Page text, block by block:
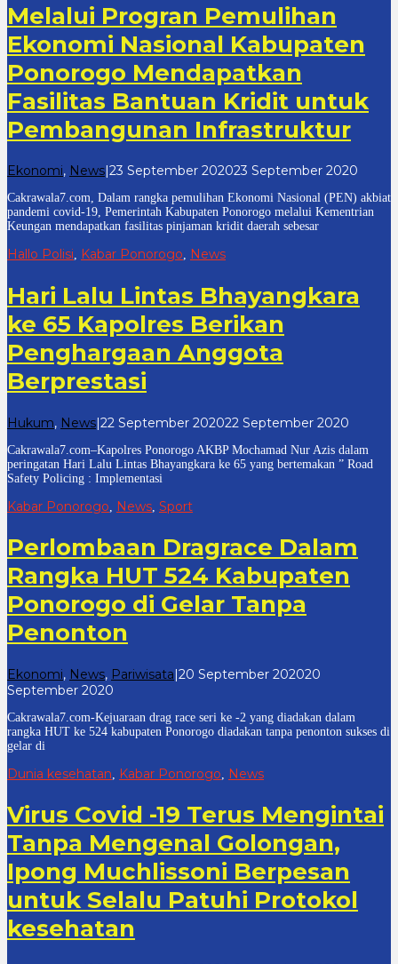
Melalui Progran Pemulihan
Ekonomi Nasional Kabupaten
Ponorogo Mendapatkan
Fasilitas Bantuan Kridit untuk
Pembangunan Infrastruktur
Ekonomi, News 23 September 202023 September 2020
7
Cakrawala7.com, Dalam rangka pemulihan Ekonomi Nasional (PEN) akbiat
pandemi covid-19, Pemerintah Kabupaten Ponorogo melalui Kementrian
Keungan mendapatkan fasilitas pinjaman kridit daerah sebesar
Hallo Polisi, Kabar Ponorogo, News
Hari Lalu Lintas Bhayangkara
ke 65 Kapolres Berikan
Penghargaan Anggota
Berprestasi
Hukum, News|22 September 202022 September 2020
7
Cakrawala7.com–Kapolres Ponorogo AKBP Mochamad Nur Azis dalam
peringatan Hari Lalu Lintas Bhayangkara ke 65 yang bertemakan ” Road
Safety Policing : Implementasi
Kabar Ponorogo News Sport
Perlombaan Dragrace Dalam
Rangka HUT 524 Kabupaten
Ponorogo di Gelar Tanpa
Penonton
Ekonomi, News, Pariwisata|20 September 202020
September 2020
7
Cakrawala7.com-Kejuaraan drag race seri ke -2 yang diadakan dalam
rangka HUT ke 524 kabupaten Ponorogo diadakan tanpa penonton sukses di
gelar di
Dunia kesehatan Kabar Ponorogo News
Virus Covid -19 Terus Mengintai
Tanpa Mengenal Golongan,
Ipong Muchlissoni Berpesan
untuk Selalu Patuhi Protokol
kesehatan